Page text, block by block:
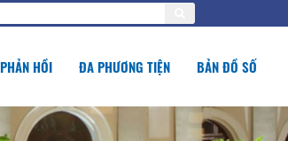
PHẢN HỒI ĐA PHƯƠNG TIỆN BẢN ĐỒ SỐ